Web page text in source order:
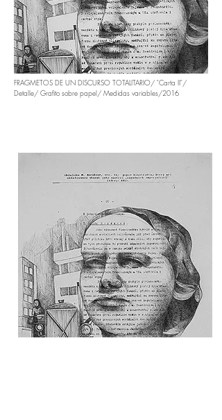
FRAGMETOS DE UN DISCURSO TOTALITARIO/ "Carta II"/
Detalle/ Grafito sobre papel/ Medidas variables/2016